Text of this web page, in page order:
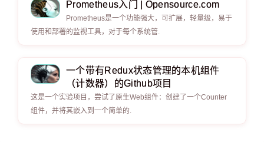
Prometheus入门 | Opensource.com
Prometheus是一个功能强大，可扩展，轻量级，易于
使用和部署的监视工具，对于每个系统管.
一个带有Redux状态管理的本机组件
（计数器）的Github项目
这是一个实验项目，尝试了原生Web组件：创建了一个Counter
组件，并将其嵌入到一个简单的.